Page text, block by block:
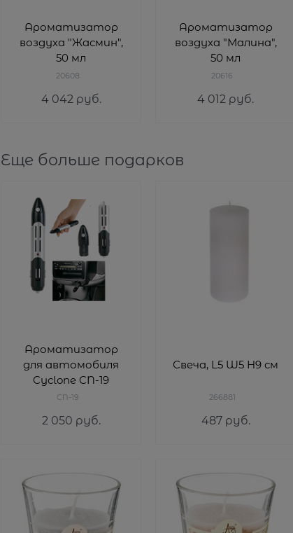
Ароматизатор
воздуха "Жасмин",
50 мл
20608
4 042 руб.
Ароматизатор
воздуха "Малина",
50 мл
20616
4 012 руб.
Еще больше подарков
Ароматизатор
для автомобиля
Cyclone CN-19
CN-19
2 050 руб.
Свеча, L5 W5 H9 см
266881
487 руб.